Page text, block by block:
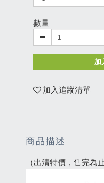
數量
加
加入追蹤清單
商品描述
（出清特價，售完為